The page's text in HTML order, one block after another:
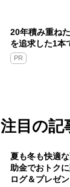
20年積み重ね
を追求した1本
PR
注目の記
夏も冬も快適
助金でおトク
ログ＆プレゼ